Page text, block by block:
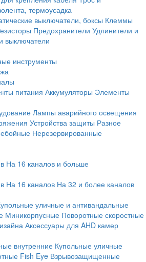
термоусадка
выключатели, боксы Клеммы
Предохранители Удлинители и
выключатели
инструменты
питания Аккумуляторы Элементы
Лампы аварийного освещения
Устройства защиты Разное
Нерезервированные
На 16 каналов и больше
На 16 каналов На 32 и более каналов
уличные и антивандальные
Миникорпусные Поворотные скоростные
Аксессуары для AHD камер
внутренние Купольные уличные
Fish Eye Взрывозащищенные